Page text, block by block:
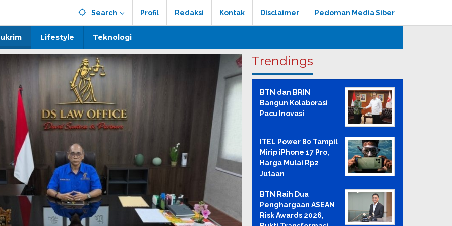
Search Profil Redaksi Kontak Disclaimer Pedoman Media Siber
Lifestyle Teknologi
Trendings
BTN dan BRIN
Bangun Kolaborasi
Pacu Inovasi
ITEL Power 80 Tampil
Mirip iPhone 17 Pro,
Harga Mulai Rp2
Jutaan
BTN Raih Dua
Penghargaan ASEAN
Risk Awards 2026,